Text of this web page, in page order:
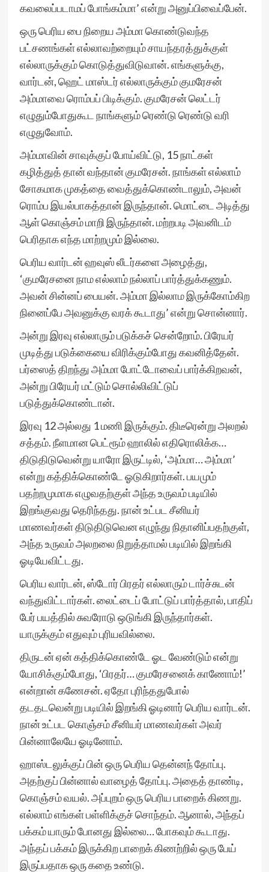
கவலைப்படாமப் போங்கம்மா’ என்று அனுப்பிவைப்பேன்.
ஒரு பெரிய பை நிறைய அம்மா கொண்டுவந்த
பட்சணங்கள் எல்லாவற்றையும் சாயந்தரத்துக்குள்
எல்லாருக்கும் கொடுத்துவிடுவான். எங்களுக்கு,
வார்டன், ஹெட் மாஸ்டர் எல்லாருக்கும் குமரேசன்
அம்மாவை ரொம்பப் பிடிக்கும். குமரேசன் லெட்டர்
எழுதும்போதுகூட நாங்களும் ரெண்டு ரெண்டு வரி
எழுதுவோம்.
அம்மாவின் சாவுக்குப் போய்விட்டு, 15 நாட்கள்
கழித்துத் தான் வந்தான் குமரேசன். நாங்கள் எல்லாம்
சோகமாக முகத்தை வைத்துக்கொண்டாலும், அவன்
ரொம்ப இயல்பாகத்தான் இருந்தான். மொட்டை அடித்து
ஆள் கொஞ்சம் மாறி இருந்தான். மற்றபடி அவனிடம்
பெரிதாக எந்த மாற்றமும் இல்லை.
பெரிய வார்டன் ஹவுஸ் லீடர்களை அழைத்து,
‘குமரேசனை நாம எல்லாம் நல்லாப் பார்த்துக்கணும்.
அவன் சின்னப் பையன். அம்மா இல்லாம இருக்கோம்கிற
நினைப்பே அவனுக்கு வரக் கூடாது’ என்று சொன்னார்.
அன்று இரவு எல்லாரும் படுக்கச் சென்றோம். பிரேயர்
முடித்து படுக்கையை விரிக்கும்போது கவனித்தேன்.
பர்ஸைத் திறந்து அம்மா போட்டோவைப் பார்க்கிறவன்,
அன்று பிரேயர் மட்டும் சொல்லிவிட்டுப்
படுத்துக்கொண்டான்.
இரவு 12 அல்லது 1 மணி இருக்கும். திடீரென்று அலறல்
சத்தம். நீளமான பெட்ரூம் ஹாலில் எதிரொலிக்க…
திடுதிடுவென்று யாரோ இருட்டில், ‘அம்மா… அம்மா’
என்று கத்திக்கொண்டே ஓடுகிறார்கள். பயமும்
பதற்றமுமாக எழுவதற்குள் அந்த உருவம் படியில்
இறங்குவது தெரிந்தது. நான் உட்பட சீனியர்
மாணவர்கள் திடுதிடுவென எழுந்து நிதானிப்பதற்குள்,
அந்த உருவம் அலறலை நிறுத்தாமல் படியில் இறங்கி
ஓடியேவிட்டது.
பெரிய வார்டன், ஸ்டோர் பிரதர் எல்லாரும் டார்ச்சுடன்
வந்துவிட்டார்கள். லைட்டைப் போட்டுப் பார்த்தால், பாதிப்
பேர் பயத்தில் சுவரோடு ஒடுங்கி இருந்தார்கள்.
யாருக்கும் எதுவும் புரியவில்லை.
திருடன் ஏன் கத்திக்கொண்டே ஓட வேண்டும் என்று
யோசிக்கும்போது, ‘பிரதர்… குமரேசனைக் காணோம்!’
என்றான் கணேசன். ஏதோ புரிந்ததுபோல்
தடதடவென்று படியில் இறங்கி ஓடினார் பெரிய வார்டன்.
நான் உட்பட கொஞ்சம் சீனியர் மாணவர்கள் அவர்
பின்னாலேயே ஓடினோம்.
ஹாஸ்டலுக்குப் பின் ஒரு பெரிய தென்னந் தோப்பு.
அதற்குப் பின்னால் வாழைத் தோப்பு. அதைத் தாண்டி,
கொஞ்சம் வயல். அப்புறம் ஒரு பெரிய பாறைக் கிணறு.
எல்லாம் எங்கள் பள்ளிக்குச் சொந்தம். ஆனால், அந்தப்
பக்கம் யாரும் போனது இல்லை… போகவும் கூடாது.
அந்தப் பக்கம் இருக்கிற பாறைக் கிணற்றில் ஒரு பேய்
இருப்பதாக ஒரு கதை உண்டு.